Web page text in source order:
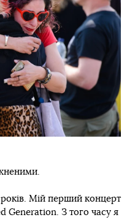
Мій перший концерт
Generation. З того часу я